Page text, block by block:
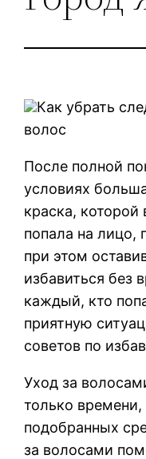
Как убрать
волос
После полной
условиях
краска,
попала на лицо,
при этом
избавиться без
каждый, кто
приятную
советов по
Уход за
только
подобранных
за волосами